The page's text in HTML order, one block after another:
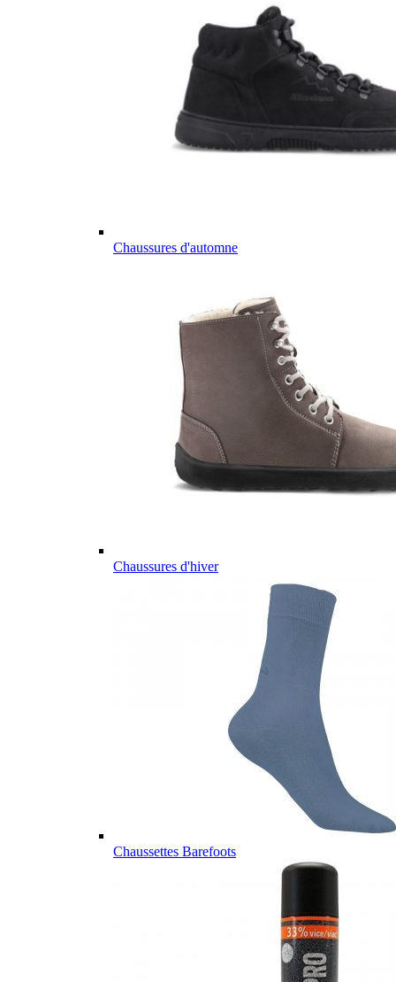
Chaussures d'automne
Chaussures d'hiver
Chaussettes Barefoots